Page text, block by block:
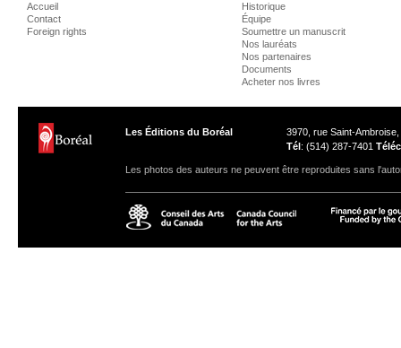
Accueil
Contact
Foreign rights
Historique
Équipe
Soumettre un manuscrit
Nos lauréats
Nos partenaires
Documents
Acheter nos livres
Les Éditions du Boréal
3970, rue Saint-
Tél: (514) 287-7401 Téléc
Les photos des auteurs ne peuvent être reproduites sans